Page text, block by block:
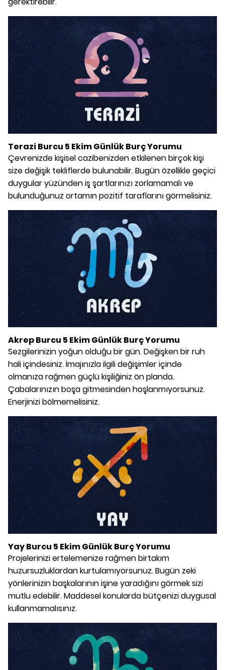
Terazi Burcu 5 Ekim Günlük Burç Yorumu
Çevrenizde kişisel cazibenizden etkilenen birçok kişi
size değişik tekliflerde bulunabilir. Bugün özellikle geçici
duygular yüzünden iş şartlarınızı zorlamamalı ve
bulunduğunuz ortamın pozitif taraflarını görmelisiniz.
Akrep Burcu 5 Ekim Günlük Burç Yorumu
Sezgilerinizin yoğun olduğu bir gün. Değişken bir ruh
hali içindesiniz. İmajınızla ilgili değişimler içinde
olmanıza rağmen güçlü kişiliğiniz ön planda.
Çabalarınızın boşa gitmesinden hoşlanmıyorsunuz.
Enerjinizi bölmemelisiniz.
Yay Burcu 5 Ekim Günlük Burç Yorumu
Projelerinizi ertelemenize rağmen birtakım
huzursuzluklardan kurtulamıyorsunuz. Bugün zeki
yönlerinizin başkalarının işine yaradığını görmek sizi
mutlu edebilir. Maddesel konularda bütçenizi duygusal
kullanmamalısınız.